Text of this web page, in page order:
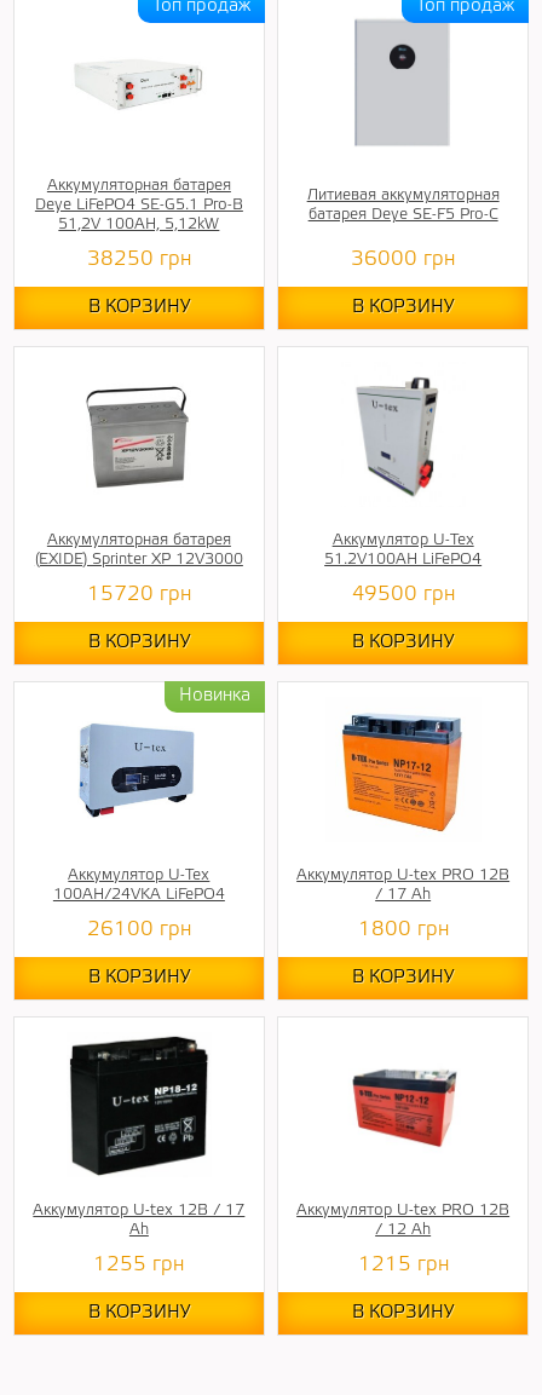
Аккумуляторная батарея
Deye LiFePO4 SE-G5.1 Pro-B
51,2V 100AH, 5,12kW
38250 грн
В КОРЗИНУ
Литиевая аккумуляторная
батарея Deye SE-F5 Pro-C
36000 грн
В КОРЗИНУ
Аккумуляторная батарея
(EXIDE) Sprinter XP 12V3000
15720 грн
В КОРЗИНУ
Аккумулятор U-Tex
51.2V100AH LiFePO4
49500 грн
В КОРЗИНУ
Аккумулятор U-Tex
100AH/24VKA LiFePO4
26100 грн
В КОРЗИНУ
Аккумулятор U-tex PRO 12В
/ 17 Ah
1800 грн
В КОРЗИНУ
Аккумулятор U-tex 12В / 17
Ah
1255 грн
В КОРЗИНУ
Аккумулятор U-tex PRO 12В
/ 12 Ah
1215 грн
В КОРЗИНУ